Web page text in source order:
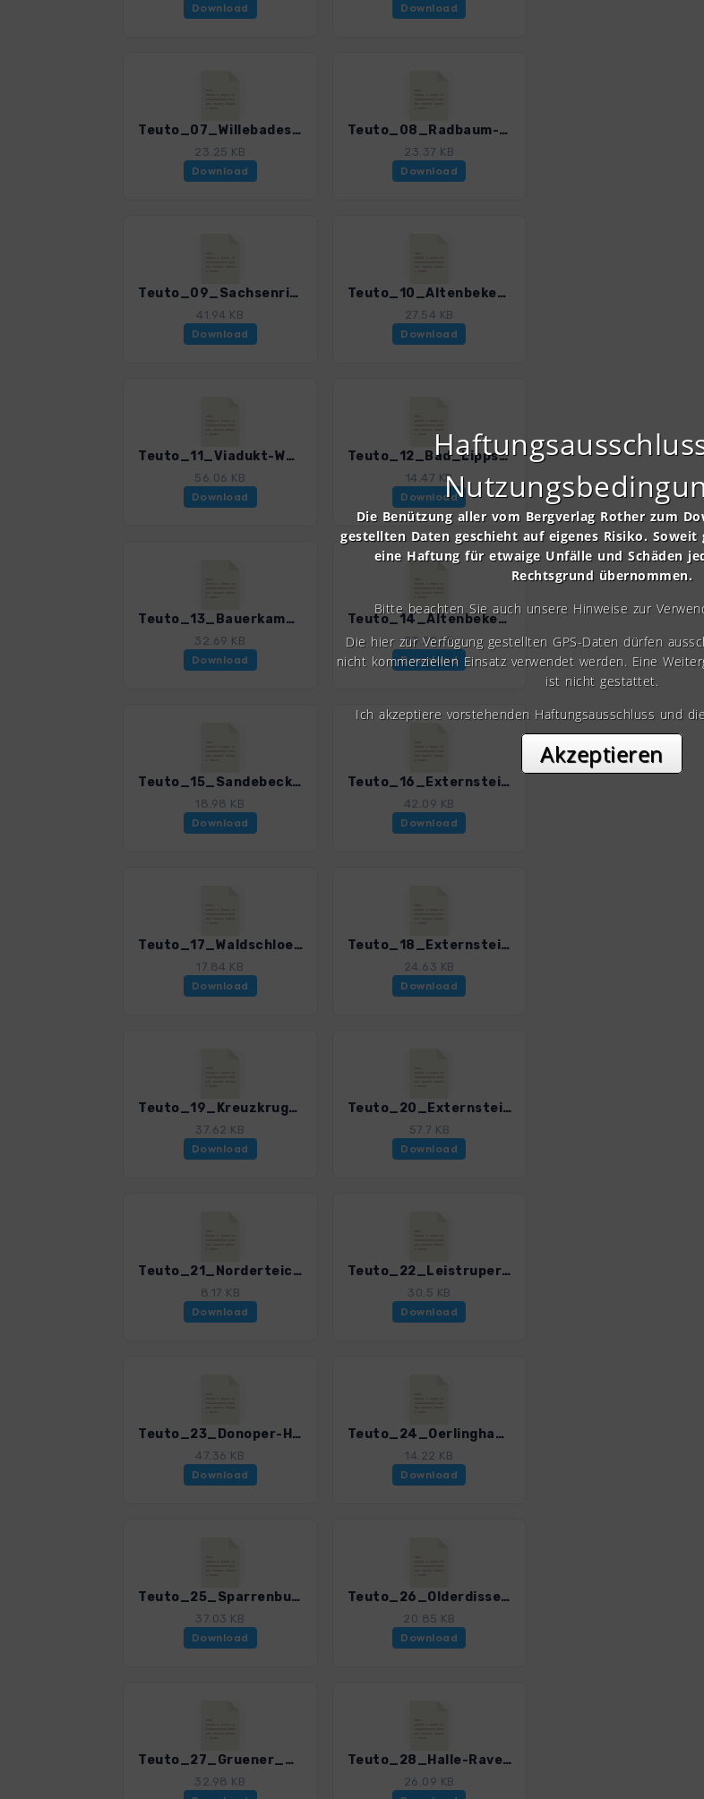
Download Download
Teuto_07_Willebadessen-Paderborner_4020_6.gpx
23.25 KB
Download
Teuto_08_Radbaum-Iburg_4020_6.gpx
23.37 KB
Download
Teuto_09_Sachsenring_4020_6.gpx
41.94 KB
Download
Teuto_10_Altenbeken-Bad_Driburg_4020_6.gpx
27.54 KB
Download
Teuto_11_Viadukt-Wanderweg_4020_6.gpx
56.06 KB
Download
Teuto_12_Bad_Lippspringe_4020_6.gpx
14.47 KB
Download
Teuto_13_Bauerkamp_4020_6.gpx
32.69 KB
Download
Teuto_14_Altenbeken-Leopoldstal_4020_6.gpx
23.22 KB
Download
Teuto_15_Sandebeck-Leopoldstal_4020_6.gpx
18.98 KB
Download
Teuto_16_Externstein-Silbermuehle-Velmerstot_4020_6.gpx
42.09 KB
Download
Teuto_17_Waldschloesschen-Externsteine_4020_6.gpx
17.84 KB
Download
Teuto_18_Externsteine-Barnacken_4020_6.gpx
24.63 KB
Download
Teuto_19_Kreuzkrug-Hermann_4020_6.gpx
37.62 KB
Download
Teuto_20_Externsteine-Hermann_4020_6.gpx
57.7 KB
Download
Teuto_21_Norderteich_4020_6.gpx
8.17 KB
Download
Teuto_22_Leistruper_Wald_4020_6.gpx
30.5 KB
Download
Teuto_23_Donoper-Hermann_4020_6.gpx
47.36 KB
Download
Teuto_24_Oerlinghausen-Toensberg_4020_6.gpx
14.22 KB
Download
Teuto_25_Sparrenburg-Oerlinghausen_4020_6.gpx
37.03 KB
Download
Teuto_26_Olderdissen-Huenenburg_4020_6.gpx
20.85 KB
Download
Teuto_27_Gruener_Weg-Bussberg_4020_6.gpx
32.98 KB
Teuto_28_Halle-Ravensberg_4020_6.gpx
26.09 KB
Die Benützung aller vom Bergverlag Rother zum
gestellten Daten geschieht auf eigenes Risiko.
eine Haftung für etwaige Unfälle und Schäden
Rechtsgrund übernommen.
Bitte beachten Sie auch unsere Hinweise zur
Die hier zur Verfügung gestellten GPS-Daten dürfen
nicht kommerziellen Einsatz verwendet werden. Eine
ist nicht gestattet.
Ich akzeptiere vorstehenden Haftungsausschluss und
Akzeptieren